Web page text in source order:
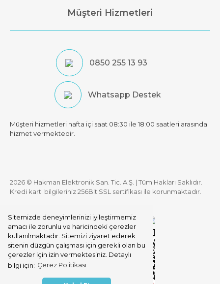
Sitemizde deneyimlerinizi iyileştirmemiz
amacı ile zorunlu ve haricindeki çerezler
kullanılmaktadır. Sitemizi ziyaret ederek
sitenin düzgün çalışması için gerekli olan bu
çerezler için izin vermektesiniz. Detaylı
bilgi için: Çerez Politikası
Müşteri Hizmetleri
0850 255 13 93
Whatsapp Destek
Müşteri hizmetleri hafta içi saat 08:30 ile 18:00 saatleri arasında
hizmet vermektedir.
2026 © Hakman Elektronik San. Tic. A.Ş. | Tüm Hakları Saklıdır.
Kredi kartı bilgileriniz 256Bit SSL sertifikası ile korunmaktadır.